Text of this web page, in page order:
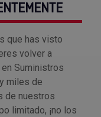
que has visto
volver a
Suministros
miles de
de nuestros
limitado, ¡no los